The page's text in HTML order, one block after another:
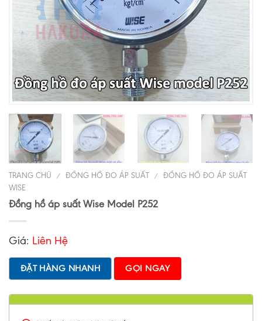
TRANG CHỦ / ĐỒNG HỒ ĐO ÁP SUẤT /
ĐỒNG HỒ ĐO ÁP SUẤT
WISE
Đồng hồ áp suất Wise Model P252
Giá: Liên Hệ
ĐẶT HÀNG NHANH GỌI NGAY